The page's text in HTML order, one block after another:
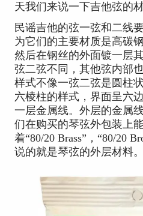
天我们来说一下吉他弦的材
民谣吉他的弦一弦和二线
为它们的主要材质是高碳
然后在钢丝的外面镀一层
弦二弦不同，其他弦内部
样式不像一弦二弦是圆柱
六棱柱的样式，界面呈六
一层金属线。外层的金属
们在购买的琴弦外包装上
着“80/20 Brass”，“80/20
说的就是琴弦的外层材料。